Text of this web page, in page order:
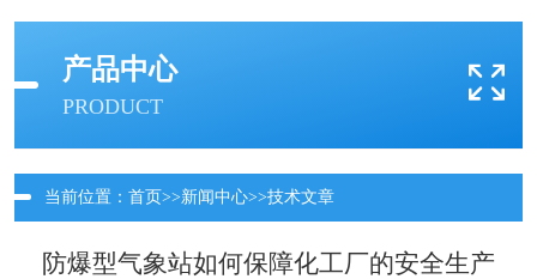
产品中心
PRODUCT
当前位置： 首页>>新闻中心>>技术文章
防爆型气象站如何保障化工厂的安全生产